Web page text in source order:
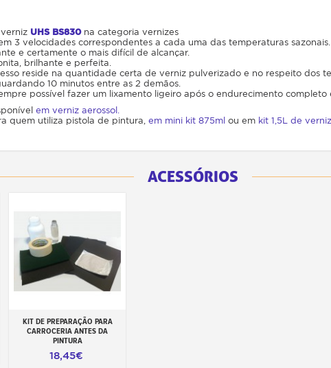
UHS BS830na categoria vernizes
3 velocidades correspondentes a cada uma das temperaturas sazonais.
e certamente o mais difícil de alcançar.
brilhante e perfeita.
reside na quantidade certa de verniz pulverizado e no respeito dos
10 minutos entre as 2 demãos.
possível fazer um lixamento ligeiro após o endurecimento
em verniz aerossol.
quem utiliza pistola de pintura, em mini kit 875ml ou em kit 1,5L de
ACESSÓRIOS
Adicionar ao carrinho
KIT DE PREPARAÇÃO PARA
CARROCERIA ANTES DA
PINTURA
18,45€